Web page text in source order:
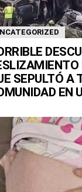
SEPULTÓ A
EN